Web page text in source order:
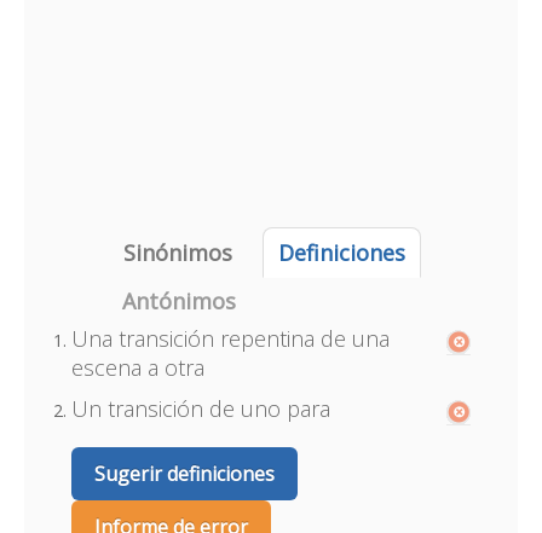
Sinónimos
Definiciones
Antónimos
Una transición repentina de una
escena a otra
Un transición de uno para
Sugerir definiciones
Informe de error